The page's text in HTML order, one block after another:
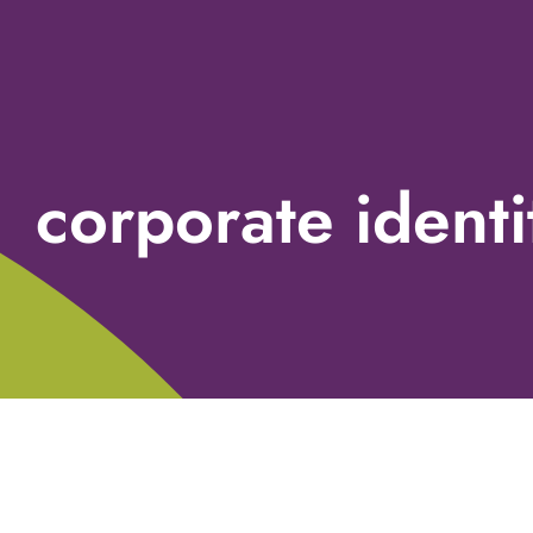
corporate